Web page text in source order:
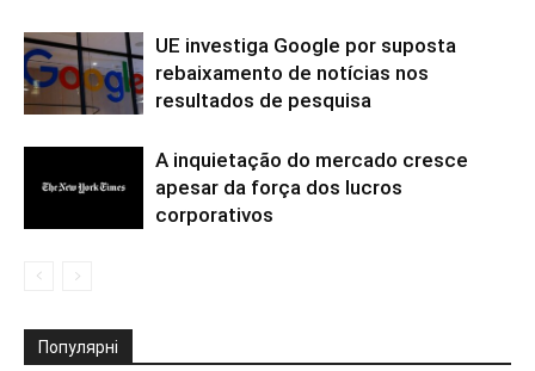
UE investiga Google por suposta
rebaixamento de notícias nos
resultados de pesquisa
A inquietação do mercado cresce
apesar da força dos lucros
corporativos
Популярні